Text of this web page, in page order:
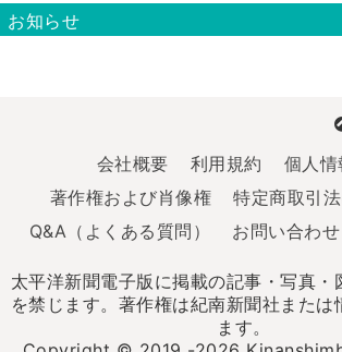
お知らせ
会社概要
利用規約
個人
著作権および肖像権
特定商取引
Q&A（よくある質問）
お問い合わせ
太平洋新聞電子版に掲載の記事・写真・
を禁じます。著作権は紀南新聞社または
ます。